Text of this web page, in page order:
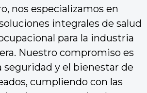
nos especializamos en
integrales de salud
para la industria
Nuestro compromiso es
seguridad y el bienestar de
cumpliendo con las